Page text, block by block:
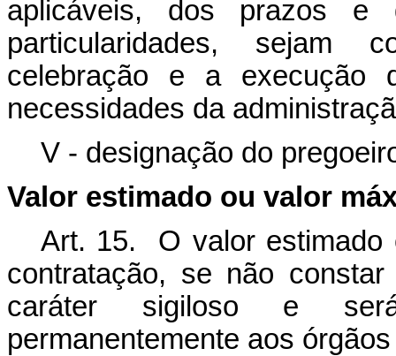
aplicáveis, dos prazos e
particularidades, sejam
celebração e a execução
necessidades da
V - designação do
Valor estimado ou valor
Art. 15. O valor estimado
contratação, se não
caráter sigiloso e
permanentemente aos